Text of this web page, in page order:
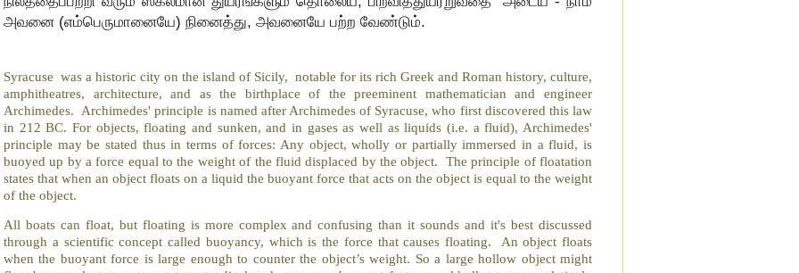
அவனை (எம்பெருமானையே) நினைத்து, அவனையே பற்ற வேண்டும்.
Syracuse was a historic city on the island of Sicily, notable for its rich Greek and Roman history, culture,
amphitheatres, architecture, and as the birthplace of the preeminent mathematician and engineer
Archimedes. Archimedes' principle is named after Archimedes of Syracuse, who first discovered this law
in 212 BC. For objects, floating and sunken, and in gases as well as liquids (i.e. a fluid), Archimedes'
principle may be stated thus in terms of forces: Any object, wholly or partially immersed in a fluid, is
buoyed up by a force equal to the weight of the fluid displaced by the object. The principle of floatation
states that when an object floats on a liquid the buoyant force that acts on the object is equal to the weight
of the object.
All boats can float, but floating is more complex and confusing than it sounds and it's best discussed
through a scientific concept called buoyancy, which is the force that causes floating. An object floats
when the buoyant force is large enough to counter the object’s weight. So a large hollow object might